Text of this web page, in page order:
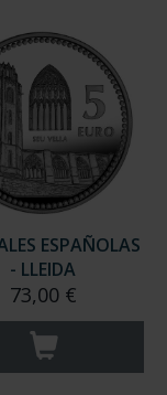
ESPAÑOLAS
- LLEIDA
73,00 €